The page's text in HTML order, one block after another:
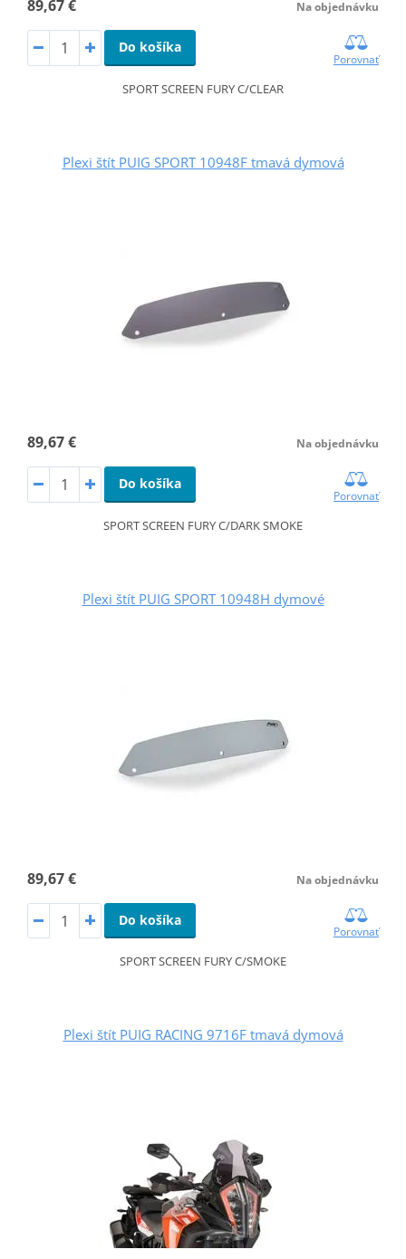
89,67 € Na objednávku
Do košíka
Porovnať
SPORT SCREEN FURY C/CLEAR
Plexi štít PUIG SPORT 10948F tmavá dymová
89,67 € Na objednávku
Do košíka
Porovnať
SPORT SCREEN FURY C/DARK SMOKE
Plexi štít PUIG SPORT 10948H dymové
89,67 € Na objednávku
Do košíka
Porovnať
SPORT SCREEN FURY C/SMOKE
Plexi štít PUIG RACING 9716F tmavá dymová